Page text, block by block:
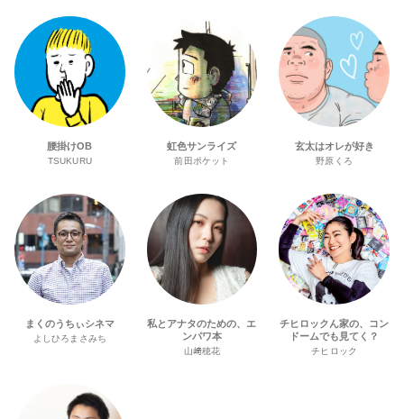
腰掛けOB
TSUKURU
虹色サンライズ
前田ポケット
玄太はオレが好き
野原くろ
まくのうちぃシネマ
よしひろまさみち
私とアナタのための、エ
ンパワ本
山﨑穂花
チヒロックん家の、コン
ドームでも見てく？
チヒロック